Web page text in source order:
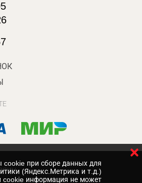
cookie при сборе данных для
(Яндекс.Метрика и т.д.)
информация не может